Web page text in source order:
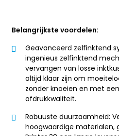
Belangrijkste voordelen:
Geavanceerd zelfinktend
ingenieus zelfinktend
vervangen van losse
altijd klaar zijn om
zonder knoeien en met
afdrukkwaliteit.
Robuuste duurzaamheid:
hoogwaardige materialen,